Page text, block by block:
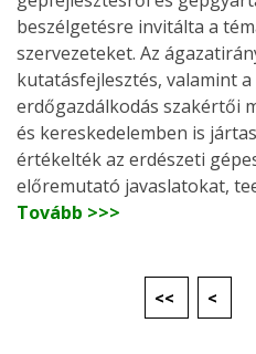
beszélgetésre invitálta a
szervezeteket. Az
kutatásfejlesztés, valamint
erdőgazdálkodás szakértői
és kereskedelemben is
értékelték az erdészeti
előremutató javaslatokat,
Tovább >>>
<< <